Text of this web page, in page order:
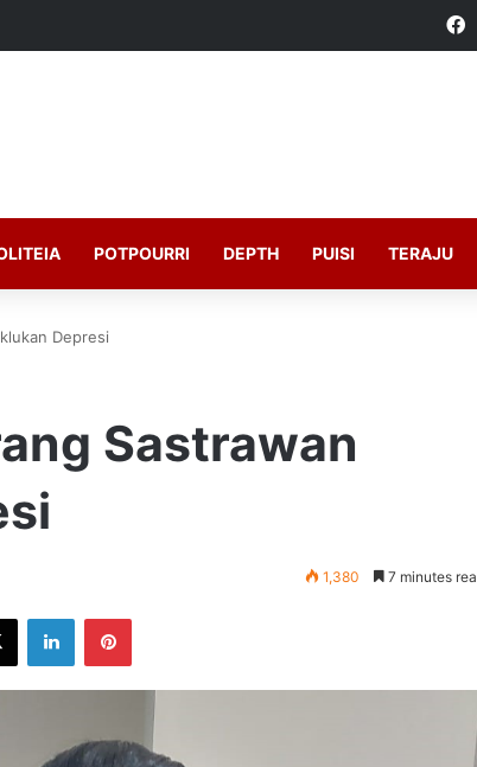
POTPOURRI DEPTH PUISI TERAJU
Depresi
Sastrawan
1,380 7 minutes
X LinkedInPinterest